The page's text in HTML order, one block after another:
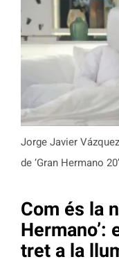
Jorge Javier
de ‘Gran Hermano
Com és la
Hermano’:
tret a la